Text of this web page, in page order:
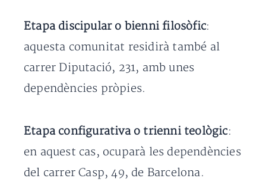
Etapa discipular o bienni filosòfic:
aquesta comunitat residirà també al
carrer Diputació, 231, amb unes
dependències pròpies.
Etapa configurativa o trienni teològic:
en aquest cas, ocuparà les dependències
del carrer Casp, 49, de Barcelona.